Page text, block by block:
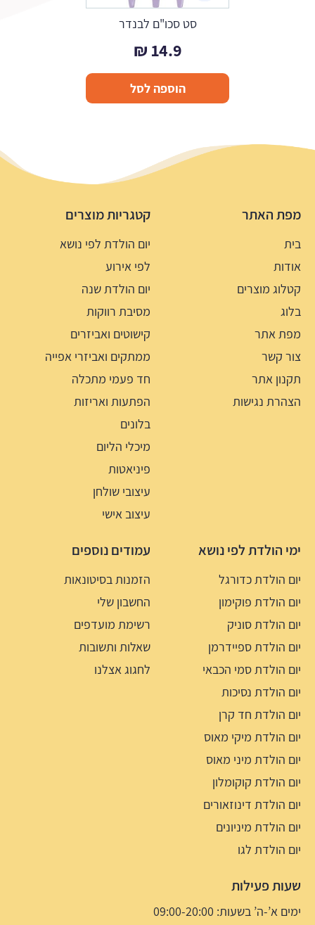
סט סכו"ם לבנדר
14.9
₪
הוספה לסל
מפת האתר
בית
אודות
קטלוג מוצרים
בלוג
מפת אתר
צור קשר
תקנון אתר
הצהרת נגישות
קטגריות מוצרים
יום הולדת לפי נושא
לפי אירוע
יום הולדת שנה
מסיבת רווקות
קישוטים ואביזרים
ממתקים ואביזרי אפייה
חד פעמי מתכלה
הפתעות ואריזות
בלונים
מיכלי הליום
פיניאטות
עיצובי שולחן
עיצוב אישי
ימי הולדת לפי נושא
יום הולדת כדורגל
יום הולדת פוקימון
יום הולדת סוניק
יום הולדת ספיידרמן
יום הולדת סמי הכבאי
יום הולדת נסיכות
יום הולדת חד קרן
יום הולדת מיקי מאוס
יום הולדת מיני מאוס
יום הולדת קוקומלון
יום הולדת דינוזאורים
יום הולדת מיניונים
יום הולדת לגו
עמודים נוספים
הזמנות בסיטונאות
החשבון שלי
רשימת מועדפים
שאלות ותשובות
לחגוג אצלנו
שעות פעילות
ימים א’-ה’ בשעות: 09:00-20:00